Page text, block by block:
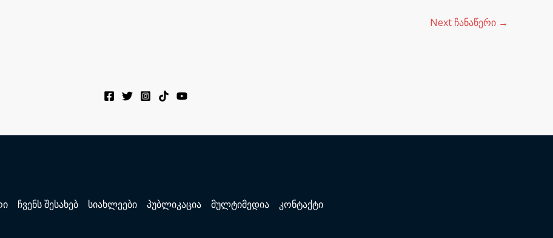
Next ჩანაწერი →
ჩვენს შესახებ სიახლეები პუბლიკაცია მულტიმედია კონტაქტი